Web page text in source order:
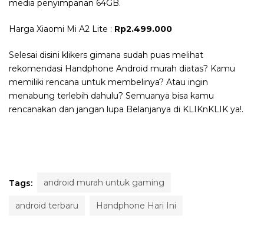
media penyimpanan 64GB.
Harga Xiaomi Mi A2 Lite : Rp2.499.000
Selesai disini klikers gimana sudah puas melihat
rekomendasi Handphone Android murah diatas? Kamu
memiliki rencana untuk membelinya? Atau ingin
menabung terlebih dahulu? Semuanya bisa kamu
rencanakan dan jangan lupa Belanjanya di KLIKnKLIK ya!.
Tags: android murah untuk gaming
android terbaru Handphone Hari Ini